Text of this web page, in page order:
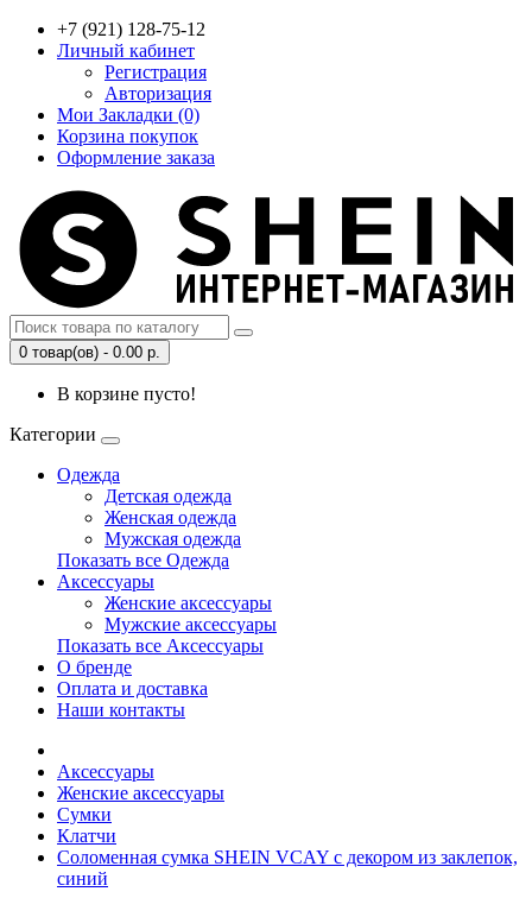
+7 (921) 128-75-12
Личный кабинет
Регистрация
Авторизация
Мои Закладки (0)
Корзина покупок
Оформление заказа
0 товар(ов) - 0.00 р.
В корзине пусто!
Категории
Одежда
Детская одежда
Женская одежда
Мужская одежда
Показать все Одежда
Аксессуары
Женские аксессуары
Мужские аксессуары
Показать все Аксессуары
О бренде
Оплата и доставка
Наши контакты
Аксессуары
Женские аксессуары
Сумки
Клатчи
Соломенная сумка SHEIN VCAY с декором из заклепок,
синий